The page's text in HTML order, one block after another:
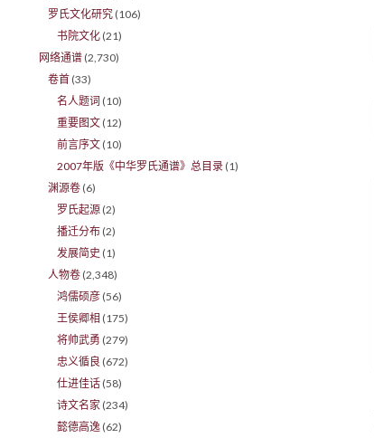
罗氏文化研究 (106)
书院文化 (21)
网络通谱 (2,730)
卷首 (33)
名人题词 (10)
重要图文 (12)
前言序文 (10)
2007年版《中华罗氏通谱》总目录 (1)
渊源卷 (6)
罗氏起源 (2)
播迁分布 (2)
发展简史 (1)
人物卷 (2,348)
鸿儒硕彦 (56)
王侯卿相 (175)
将帅武勇 (279)
忠义循良 (672)
仕进佳话 (58)
诗文名家 (234)
懿德高逸 (62)